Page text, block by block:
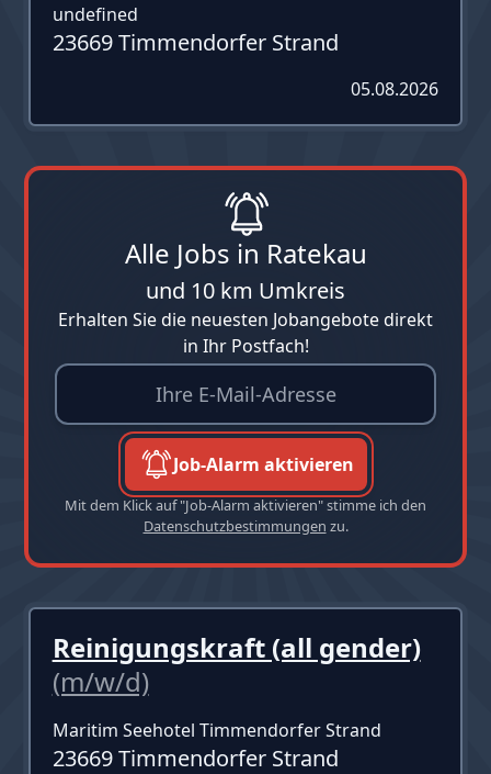
undefined
23669 Timmendorfer Strand
05.08.2026
Alle Jobs in Ratekau
und 10 km Umkreis
Erhalten Sie die neuesten Jobangebote direkt
in Ihr Postfach!
Job-Alarm aktivieren
Mit dem Klick auf "Job-Alarm aktivieren" stimme ich den
Datenschutzbestimmungen zu.
Reinigungskraft (all gender)
(m/w/d)
Maritim Seehotel Timmendorfer Strand
23669 Timmendorfer Strand